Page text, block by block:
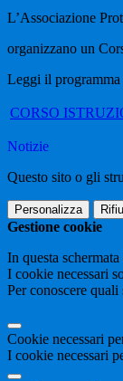
L’Associazione
organizzano un
Leggi il programma
CORSO
Notizie
Questo sito o gli
Personalizza
Gestione cookie
In questa
I cookie necessari
Per conoscere
Cookie necessari
I cookie necessari